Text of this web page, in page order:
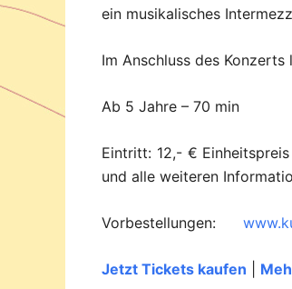
ein musikalisches
Im Anschluss des
Ab 5 Jahre – 70 min
Eintritt: 12,- €
und alle weiteren
Vorbestellungen:
Jetzt Tickets kaufen